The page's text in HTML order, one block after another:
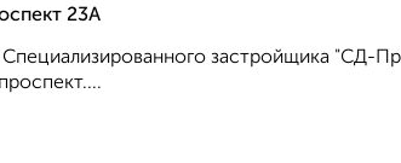
23А
застройщика "СД-